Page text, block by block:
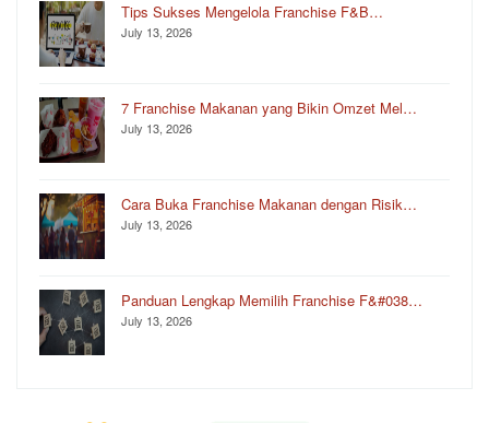
Tips Sukses Mengelola Franchise F&B…
July 13, 2026
7 Franchise Makanan yang Bikin Omzet Mel…
July 13, 2026
Cara Buka Franchise Makanan dengan Risik…
July 13, 2026
Panduan Lengkap Memilih Franchise F&#038…
July 13, 2026